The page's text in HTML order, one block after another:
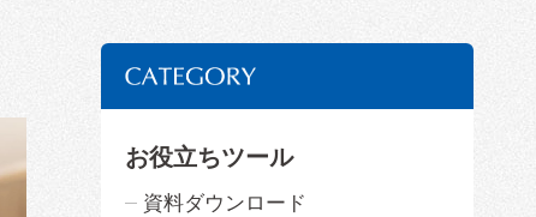
お役立ちツール
資料ダウンロード